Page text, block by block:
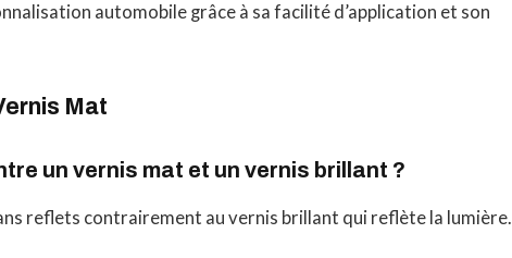
automobile grâce à sa facilité d’application et son
Mat
un vernis mat et un vernis brillant ?
reflets contrairement au vernis brillant qui reflète la lumière.